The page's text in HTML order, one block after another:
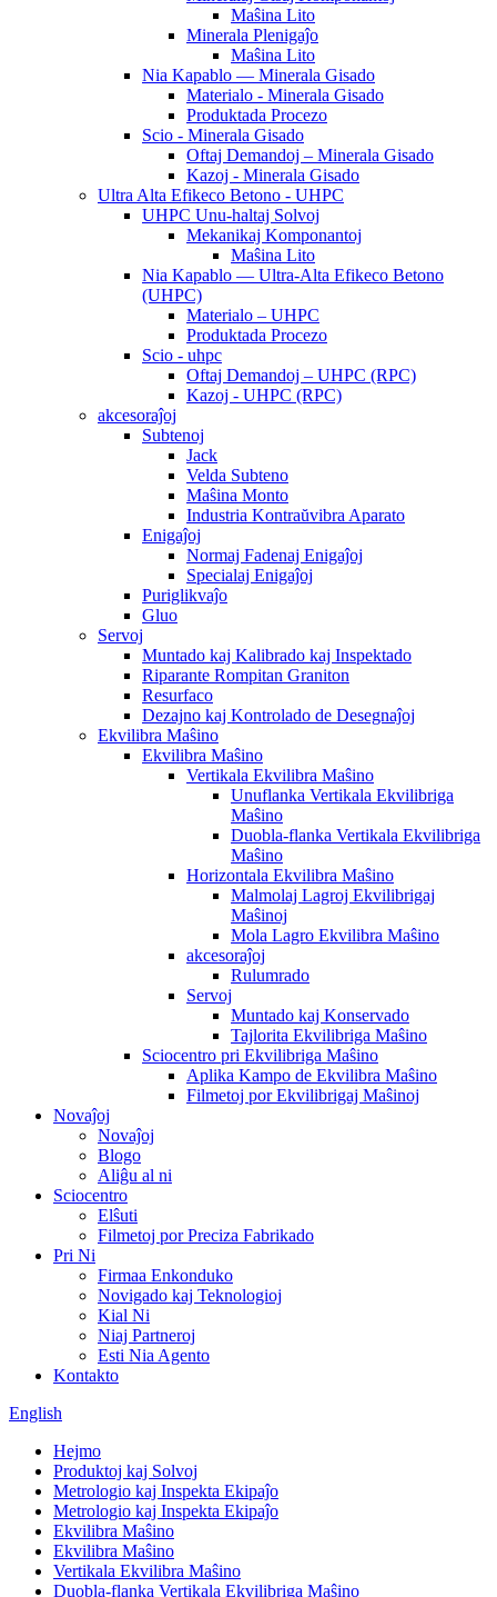
Maŝina Lito
Minerala Plenigaĵo
Maŝina Lito
Nia Kapablo — Minerala Gisado
Materialo - Minerala Gisado
Produktada Procezo
Scio - Minerala Gisado
Oftaj Demandoj – Minerala Gisado
Kazoj - Minerala Gisado
Ultra Alta Efikeco Betono - UHPC
UHPC Unu-haltaj Solvoj
Mekanikaj Komponantoj
Maŝina Lito
Nia Kapablo — Ultra-Alta Efikeco Betono
(UHPC)
Materialo – UHPC
Produktada Procezo
Scio - uhpc
Oftaj Demandoj – UHPC (RPC)
Kazoj - UHPC (RPC)
akcesoraĵoj
Subtenoj
Jack
Velda Subteno
Maŝina Monto
Industria Kontraŭvibra Aparato
Enigaĵoj
Normaj Fadenaj Enigaĵoj
Specialaj Enigaĵoj
Puriglikvaĵo
Gluo
Servoj
Muntado kaj Kalibrado kaj Inspektado
Riparante Rompitan Graniton
Resurfaco
Dezajno kaj Kontrolado de Desegnaĵoj
Ekvilibra Maŝino
Ekvilibra Maŝino
Vertikala Ekvilibra Maŝino
Unuflanka Vertikala Ekvilibriga
Maŝino
Duobla-flanka Vertikala Ekvilibriga
Maŝino
Horizontala Ekvilibra Maŝino
Malmolaj Lagroj Ekvilibrigaj
Maŝinoj
Mola Lagro Ekvilibra Maŝino
akcesoraĵoj
Rulumrado
Servoj
Muntado kaj Konservado
Tajlorita Ekvilibriga Maŝino
Sciocentro pri Ekvilibriga Maŝino
Aplika Kampo de Ekvilibra Maŝino
Filmetoj por Ekvilibrigaj Maŝinoj
Novaĵoj
Novaĵoj
Blogo
Aliĝu al ni
Sciocentro
Elŝuti
Filmetoj por Preciza Fabrikado
Pri Ni
Firmaa Enkonduko
Novigado kaj Teknologioj
Kial Ni
Niaj Partneroj
Esti Nia Agento
Kontakto
English
Hejmo
Produktoj kaj Solvoj
Metrologio kaj Inspekta Ekipaĵo
Metrologio kaj Inspekta Ekipaĵo
Ekvilibra Maŝino
Ekvilibra Maŝino
Vertikala Ekvilibra Maŝino
Duobla-flanka Vertikala Ekvilibriga Maŝino